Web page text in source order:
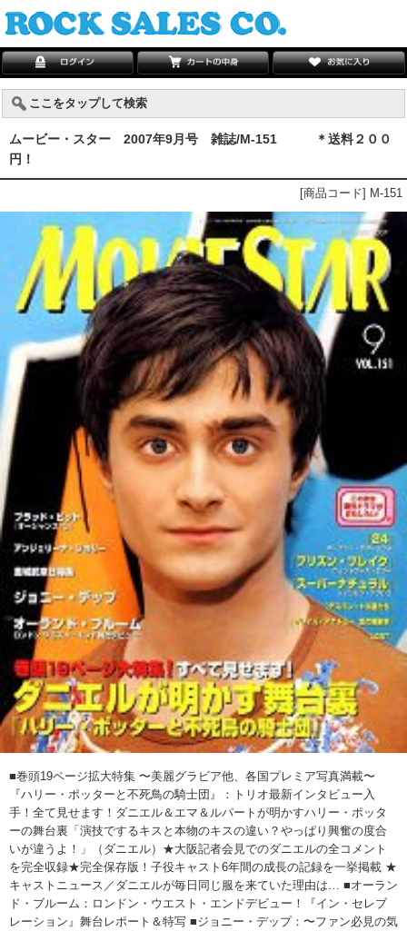
ここをタップして検索
ムービー・スター 2007年9月号 雑誌/M-151 ＊送料２００
円！
[商品コード] M-151
■巻頭19ページ拡大特集 〜美麗グラビア他、各国プレミア写真満載〜
『ハリー・ポッターと不死鳥の騎士団』：トリオ最新インタビュー入
手！全て見せます！ダニエル＆エマ＆ルパートが明かすハリー・ポッタ
ーの舞台裏「演技でするキスと本物のキスの違い？やっぱり興奮の度合
いが違うよ！」（ダニエル）★大阪記者会見でのダニエルの全コメント
を完全収録★完全保存版！子役キャスト6年間の成長の記録を一挙掲載 ★
キャストニュース／ダニエルが毎日同じ服を来ていた理由は… ■オーラン
ド・ブルーム：ロンドン・ウエスト・エンドデビュー！『イン・セレブ
レーション』舞台レポート＆特写 ■ジョニー・デップ：〜ファン必見の気